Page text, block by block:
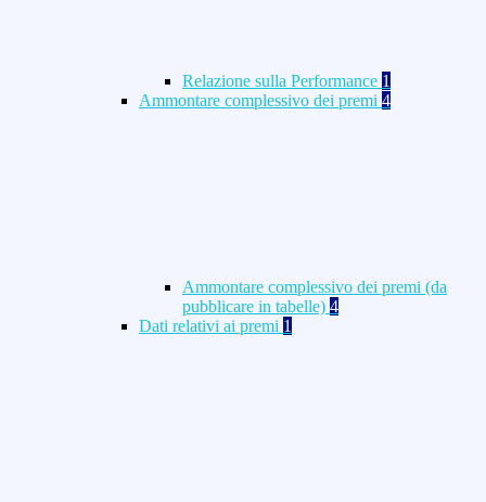
Relazione sulla Performance 1
Ammontare complessivo dei premi 4
Ammontare complessivo dei premi (da
pubblicare in tabelle) 4
Dati relativi ai premi 1